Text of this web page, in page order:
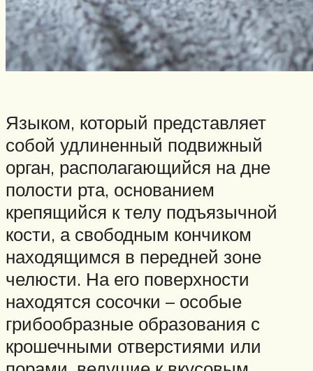
Языком, который представляет
собой удлиненный подвижный
орган, располагающийся на дне
полости рта, основанием
крепящийся к телу подъязычной
кости, а свободным кончиком
находящимся в передней зоне
челюсти. На его поверхности
находятся сосочки – особые
грибообразные образования с
крошечными отверстиями или